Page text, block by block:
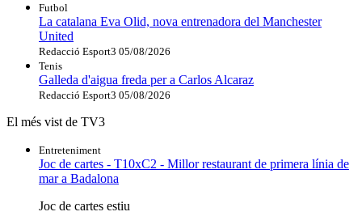
Futbol
La catalana Eva Olid, nova entrenadora del Manchester
United
Redacció Esport3 05/08/2026
Tenis
Galleda d'aigua freda per a Carlos Alcaraz
Redacció Esport3 05/08/2026
El més vist de TV3
Entreteniment
Joc de cartes - T10xC2 - Millor restaurant de primera línia de
mar a Badalona
Joc de cartes estiu